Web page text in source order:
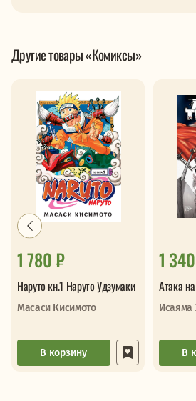
Другие товары «Комиксы»
1 780 ₽
Наруто кн.1 Наруто Удзумаки
Масаси Кисимото
В корзину
1
Атака
Исаяма
В